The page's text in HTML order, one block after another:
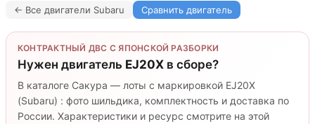
← Все двигатели Subaru Сравнить двигатель
КОНТРАКТНЫЙ ДВС С ЯПОНСКОЙ РАЗБОРКИ
Нужен двигатель EJ20X в сборе?
В каталоге Сакура — лоты с маркировкой EJ20X
(Subaru) : фото шильдика, комплектность и доставка по
России. Характеристики и ресурс смотрите на этой